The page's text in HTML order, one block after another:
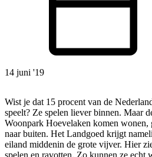
14 juni '19
Wist je dat 15 procent van de
speelt? Ze spelen liever binnen. Maar de kinderen die straks in
Woonpark Hoevelaken komen wonen, gaan vast met veel plezier
naar buiten. Het Landgoed krijgt namelijk een
eiland middenin de grote vijver. Hier zie je
spelen en ravotten. Zo kunnen ze echt